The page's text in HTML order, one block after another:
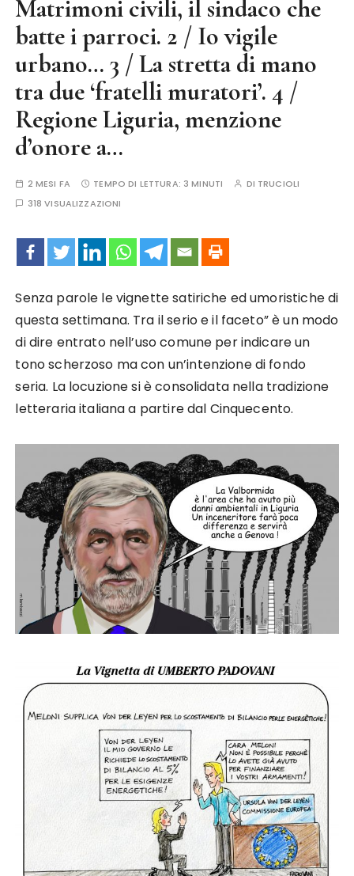
Matrimoni civili, il sindaco che
batte i parroci. 2 / Io vigile
urbano… 3 / La stretta di mano
tra due ‘fratelli muratori’. 4 /
Regione Liguria, menzione
d’onore a…
2 MESI FA TEMPO DI LETTURA: 3 MINUTI DI TRUCIOLI
318 VISUALIZZAZIONI
Senza parole le vignette satiriche ed umoristiche di
questa settimana. Tra il serio e il faceto” è un modo
di dire entrato nell’uso comune per indicare un
tono scherzoso ma con un’intenzione di fondo
seria. La locuzione si è consolidata nella tradizione
letteraria italiana a partire dal Cinquecento.